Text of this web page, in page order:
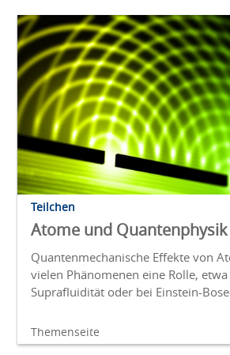
Teilchen
Atome und Quantenphysik
Quantenmechanische Effekte von
vielen Phänomenen eine Rolle,
Suprafluidität oder bei Einstein-
Themenseite